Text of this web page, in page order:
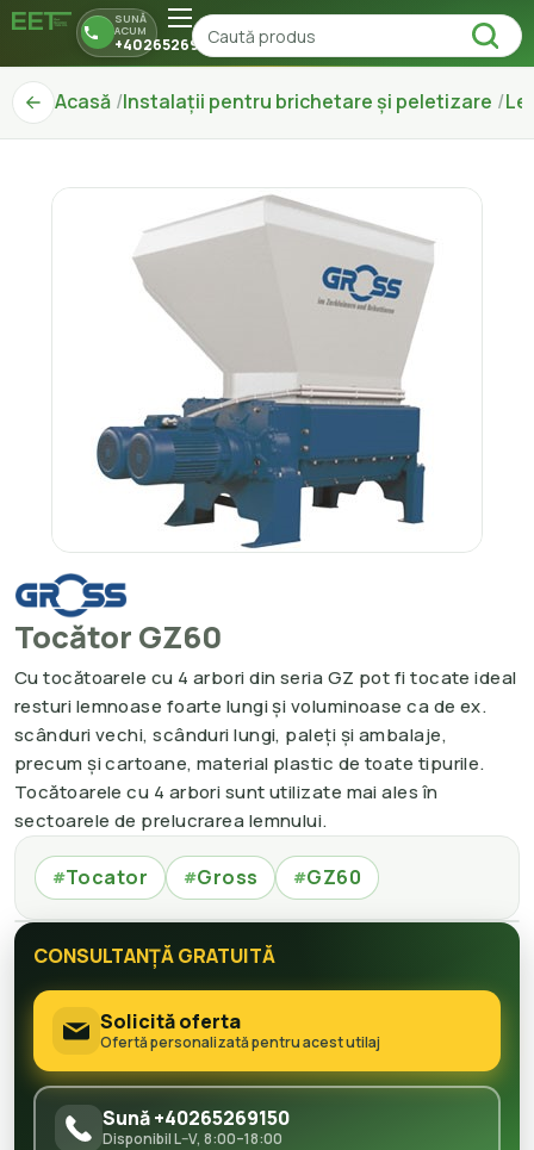
SUNĂ
ACUM
+40265269150
Acasă Instalații pentru brichetare și peletizare
Tocător GZ60
Cu tocătoarele cu 4 arbori din seria GZ pot fi tocate ideal
resturi lemnoase foarte lungi și voluminoase ca de ex.
scânduri vechi, scânduri lungi, paleți și ambalaje,
precum și cartoane, material plastic de toate tipurile.
Tocătoarele cu 4 arbori sunt utilizate mai ales în
sectoarele de prelucrarea lemnului.
#Tocator #Gross #GZ60
CONSULTANȚĂ GRATUITĂ
Solicită oferta
Ofertă personalizată pentru acest utilaj
Sună +40265269150
Disponibil L–V, 8:00–18:00